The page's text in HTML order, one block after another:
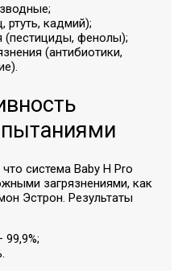
ртуть, кадмий);
(пестициды, фенолы);
(антибиотики,
система Baby H Pro
загрязнениями, как
Эстрон. Результаты